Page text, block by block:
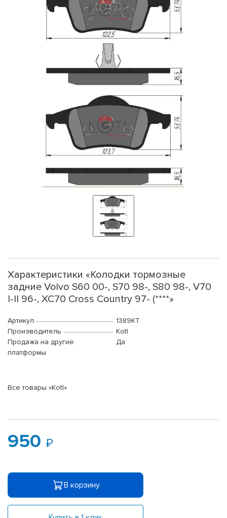
Характеристики «Колодки тормозные
задние Volvo S60 00-, S70 98-, S80 98-, V70
I-II 96-, XC70 Cross Country 97- (****»
Артикул
1389KT
Производитель
Kotl
Продажа на другие
платформы
Да
Все товары «Kotl»
950
В корзину